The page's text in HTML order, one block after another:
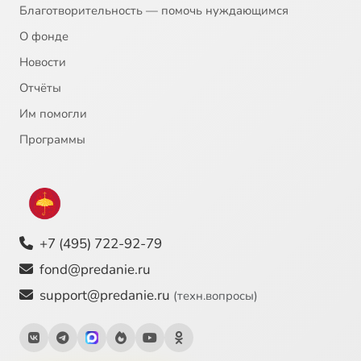
Благотворительность — помочь нуждающимся
О фонде
Новости
Отчёты
Им помогли
Программы
+7 (495) 722-92-79
fond@predanie.ru
support@predanie.ru (техн.вопросы)